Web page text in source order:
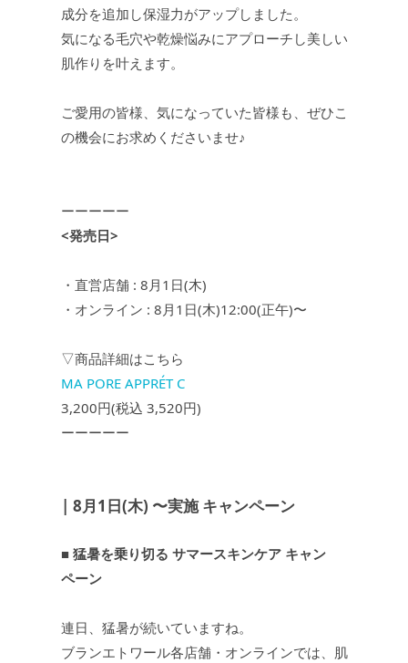
成分を追加し保湿力がアップしました。
気になる毛穴や乾燥悩みにアプローチし美しい
肌作りを叶えます。
ご愛用の皆様、気になっていた皆様も、ぜひこ
の機会にお求めくださいませ♪
ーーーーー
<発売日>
・直営店舗 : 8月1日(木)
・オンライン : 8月1日(木)12:00(正午)〜
▽商品詳細はこちら
MA PORE APPRÉT C
3,200円(税込 3,520円)
ーーーーー
| 8月1日(木) 〜実施 キャンペーン
■ 猛暑を乗り切る サマースキンケア キャン
ペーン
連日、猛暑が続いていますね。
ブランエトワール各店舗・オンラインでは、肌